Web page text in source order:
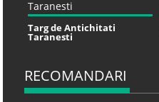
Targ de Antichitati
Taranesti
RECOMANDARI